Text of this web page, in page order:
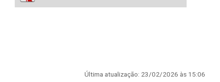
Última atualização: 23/02/2026 às 15:06